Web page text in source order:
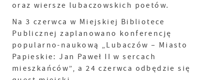
oraz wiersze lubaczowskich poetów.
Na 3 czerwca w Miejskiej Bibliotece
Publicznej zaplanowano konferencję
popularno-naukową „Lubaczów – Miasto
Papieskie: Jan Paweł II w sercach
mieszkańców”, a 24 czerwca odbędzie się